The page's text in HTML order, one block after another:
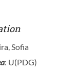
Sofia
: U(PDG)